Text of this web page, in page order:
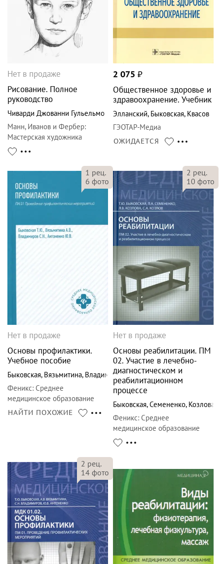
Нет в продаже
Рисование. Полное
руководство
Чиварди Джованни Гульельмо
Манн, Иванов и Фербер:
Мастерская художника
2 075 ₽
Общественное здоровье и
здравоохранение. Учебник
Элланский, Быковская, Квасов
ГЭОТАР-Медиа
ОЖИДАЕТСЯ
1 рец.
6 фото
Нет в продаже
Основы профилактики.
Учебное пособие
Быковская, Вязьмитина, Владимиров
Феникс: Среднее
медицинское образование
НАЙТИ ПОХОЖИЕ
2 рец.
10 фото
Нет в продаже
Основы реабилитации. ПМ
02. Участие в лечебно-
диагностическом и
реабилитационном
процессе
Быковская,Семененко, Козлова
Феникс: Среднее
медицинское образование
2 рец.
14 фото